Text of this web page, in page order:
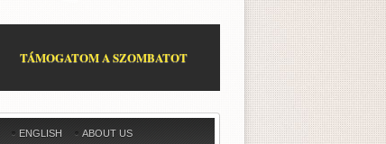
TÁMOGATOM A SZOMBATOT
ENGLISH ABOUT US